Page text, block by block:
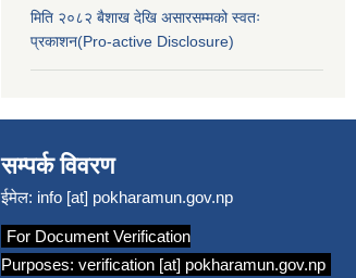
मिति २०८२ बैशाख देखि असारसम्मको स्वतः
प्रकाशन(Pro-active Disclosure)
सम्पर्क विवरण
ईमेल: info [at] pokharamun.gov.np
For Document Verification
Purposes: verification [at] pokharamun.gov.np